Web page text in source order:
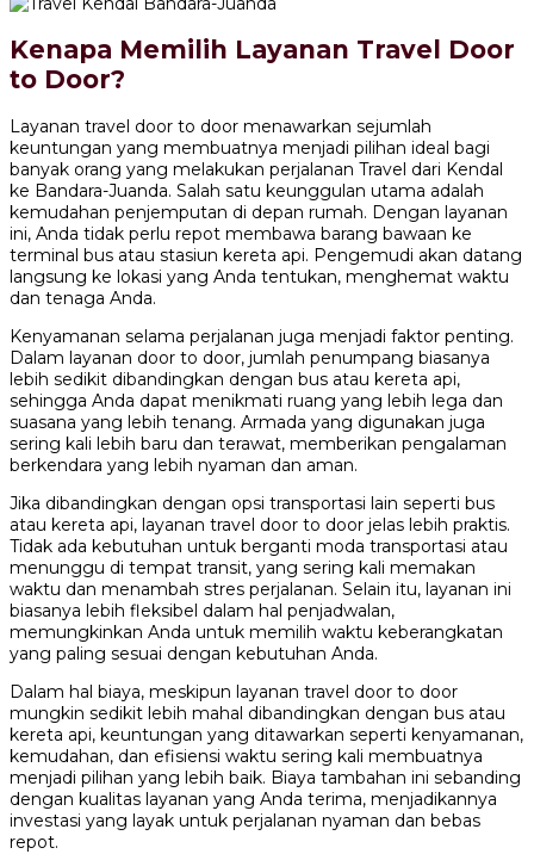
Kenapa Memilih Layanan Travel Door
to Door?
Layanan travel door to door menawarkan sejumlah
keuntungan yang membuatnya menjadi pilihan ideal bagi
banyak orang yang melakukan perjalanan Travel dari Kendal
ke Bandara-Juanda. Salah satu keunggulan utama adalah
kemudahan penjemputan di depan rumah. Dengan layanan
ini, Anda tidak perlu repot membawa barang bawaan ke
terminal bus atau stasiun kereta api. Pengemudi akan datang
langsung ke lokasi yang Anda tentukan, menghemat waktu
dan tenaga Anda.
Kenyamanan selama perjalanan juga menjadi faktor penting.
Dalam layanan door to door, jumlah penumpang biasanya
lebih sedikit dibandingkan dengan bus atau kereta api,
sehingga Anda dapat menikmati ruang yang lebih lega dan
suasana yang lebih tenang. Armada yang digunakan juga
sering kali lebih baru dan terawat, memberikan pengalaman
berkendara yang lebih nyaman dan aman.
Jika dibandingkan dengan opsi transportasi lain seperti bus
atau kereta api, layanan travel door to door jelas lebih praktis.
Tidak ada kebutuhan untuk berganti moda transportasi atau
menunggu di tempat transit, yang sering kali memakan
waktu dan menambah stres perjalanan. Selain itu, layanan ini
biasanya lebih fleksibel dalam hal penjadwalan,
memungkinkan Anda untuk memilih waktu keberangkatan
yang paling sesuai dengan kebutuhan Anda.
Dalam hal biaya, meskipun layanan travel door to door
mungkin sedikit lebih mahal dibandingkan dengan bus atau
kereta api, keuntungan yang ditawarkan seperti kenyamanan,
kemudahan, dan efisiensi waktu sering kali membuatnya
menjadi pilihan yang lebih baik. Biaya tambahan ini sebanding
dengan kualitas layanan yang Anda terima, menjadikannya
investasi yang layak untuk perjalanan nyaman dan bebas
repot.